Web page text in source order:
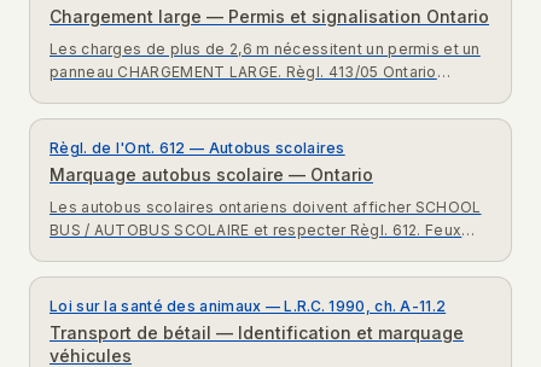
Chargement large — Permis et signalisation Ontario
Les charges de plus de 2,6 m nécessitent un permis et un
panneau CHARGEMENT LARGE. Règl. 413/05 Ontario
Règl. de l'Ont. 612 — Autobus scolaires
Marquage autobus scolaire — Ontario
Les autobus scolaires ontariens doivent afficher SCHOOL
BUS / AUTOBUS SCOLAIRE et respecter Règl. 612. Feux
Loi sur la santé des animaux — L.R.C. 1990, ch. A-11.2
Transport de bétail — Identification et marquage
véhicules